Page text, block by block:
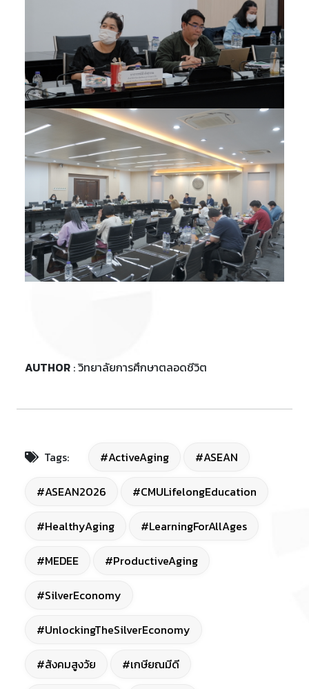
AUTHOR : วิทยาลัยการศึกษาตลอดชีวิต
Tags: #ActiveAging #ASEAN
#ASEAN2026 #CMULifelongEducation
#HealthyAging #LearningForAllAges
#MEDEE #ProductiveAging
#SilverEconomy
#UnlockingTheSilverEconomy
#สังคมสูงวัย #เกษียณมีดี